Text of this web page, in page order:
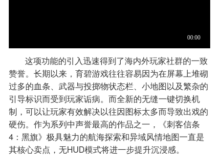
这项功能的引入迅速得到了海内外玩家社群的一致
赞誉。长期以来，育碧游戏往往容易因为在屏幕上堆砌
过多的血条、武器与投掷物状态栏、小地图以及繁杂的
引导标识而受到玩家诟病。而全新的无缝一键切换机
制，可以让玩家有效解决以往因图标太多而导致出戏的
硬伤。作为系列中声誉最高的作品之一，《刺客信条
4：黑旗》极具魅力的航海探索和异域风情地图一直是
其核心卖点，无HUD模式将进一步提升沉浸感。